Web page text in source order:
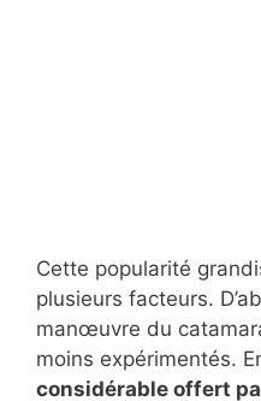
Cette popularité
plusieurs facteurs.
manœuvre du
moins expérimentés.
considérable offert